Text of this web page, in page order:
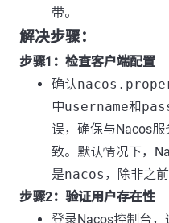
带。
解决步骤：
步骤1：检查客户端配置
确认
中username和
误，确保与Nacos
致。默认情况下，
是nacos ，除非之
步骤2：验证用户存在性
登录Nacos控制台